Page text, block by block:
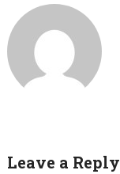
Leave a Reply